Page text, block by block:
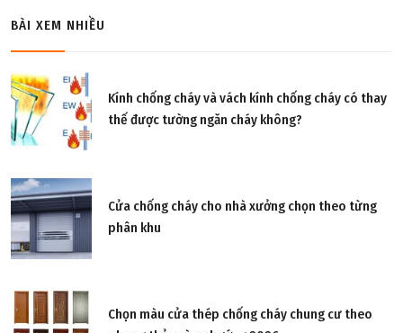
BÀI XEM NHIỀU
Kính chống cháy và vách kính chống cháy có thay
thế được tường ngăn cháy không?
Cửa chống cháy cho nhà xưởng chọn theo từng
phân khu
Chọn màu cửa thép chống cháy chung cư theo